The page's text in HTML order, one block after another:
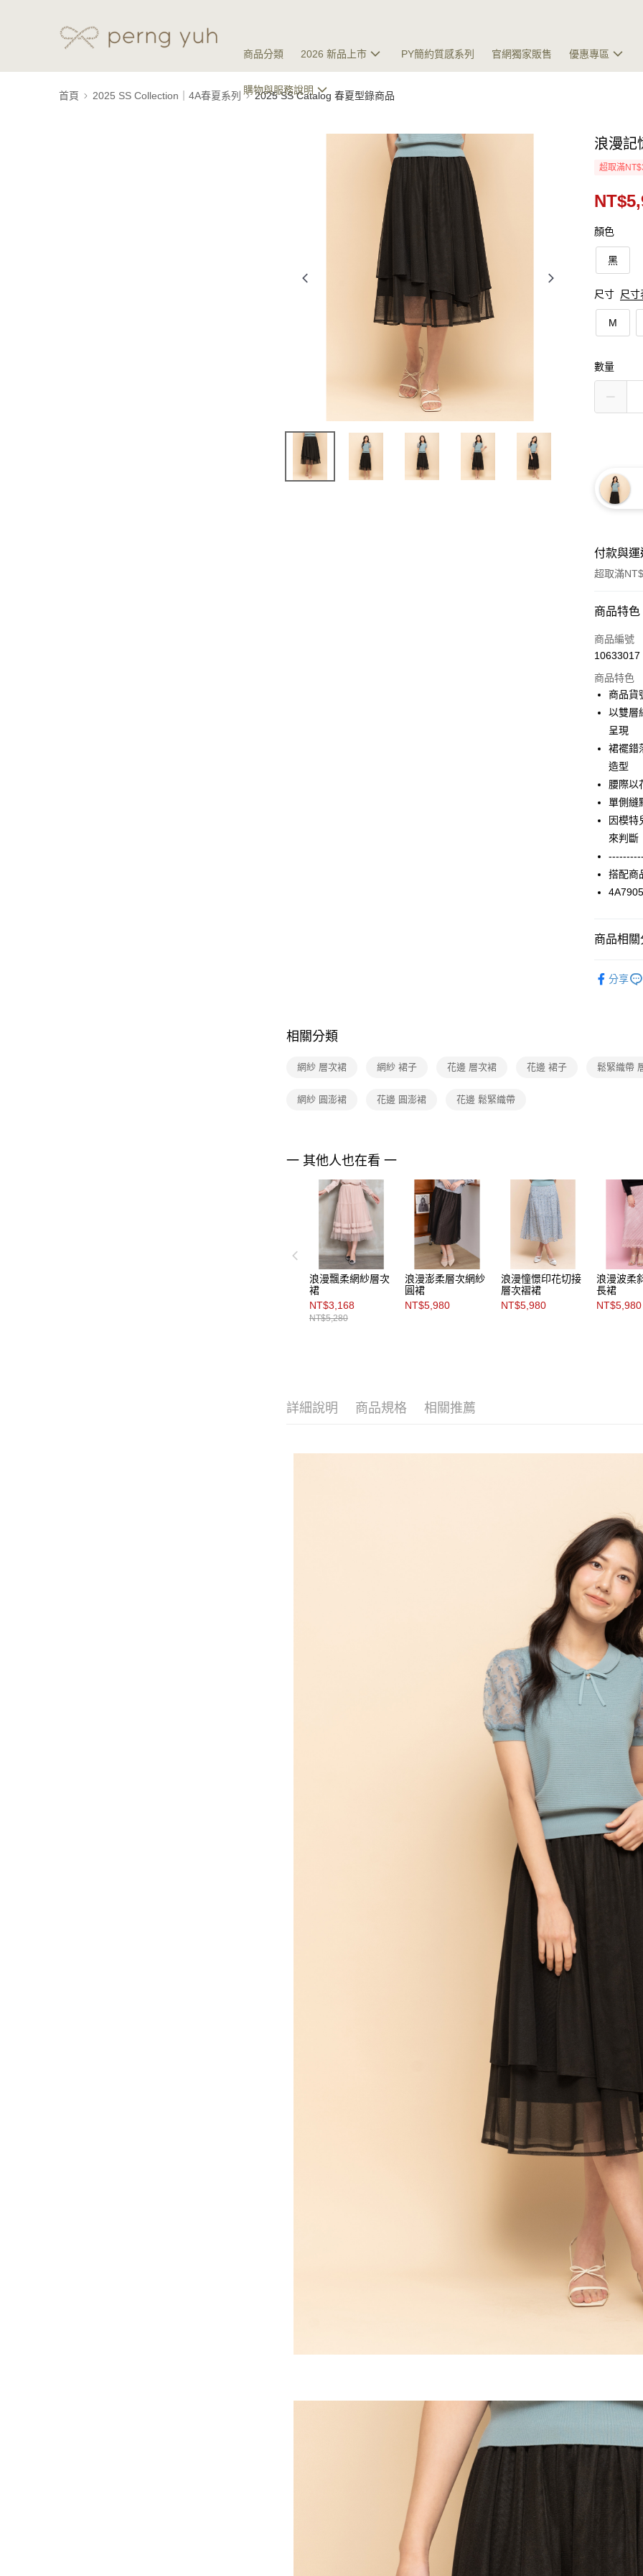
商品分類 2026 新品上市 PY簡約質感系列 官網獨家販售 優惠專區
購物與服務說明
首頁 2025 SS Collection｜4A春夏系列 2025 SS Catalog 春夏型錄商品
浪漫記
超取滿
顏色
黑
尺寸 尺寸
M
數量
付款與
超取滿
付款方式
信用卡一
3 期
合作金
華南商
國泰世
臺灣中
匯豐（
聯邦商
元大商
台新國
台灣樂
超商取貨
Apple Pay
AFTEE先
相關說明
便利好安
１．簡單
【「
２．訂單
是否繳費
３．未成
「
４．使用
即時審查
結果請求
５．嚴禁
形，恩沛
動。
ATM付款
全家取貨
付款後全
付款後7-
每筆
付款後門
免運費
商品特色
商品編號
10633017
商品特色
商品貨
以雙層
呈現
裙襬錯
造型
腰際以
單側縫
因模特
來判斷
搭配商
商品相關
品 分享
相關分類
網紗 層次裙 網紗 裙子 花邊 層次裙 花邊 裙子 鬆緊織帶
網紗 圓澎裙 花邊 圓澎裙 花邊 鬆緊織帶
一 其他人也在看 一
浪漫飄柔網紗層次
裙
NT$3,168
NT$5,280
浪漫澎柔層次網紗
圓裙
NT$5,980
浪漫憧憬印花切接
層次褶裙
NT$5,980
浪漫波柔
長裙
NT$5,980
詳細說明 商品規格 相關推薦